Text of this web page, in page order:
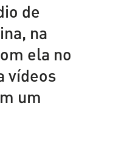
de
na
ela no
vídeos
um